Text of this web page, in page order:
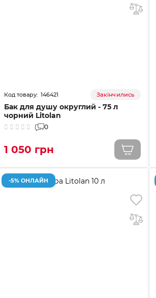
146421 Закінчились
Бак для душу округлий - 75 л
чорний Litolan
0
1 050 грн
-5% ОНЛАЙН